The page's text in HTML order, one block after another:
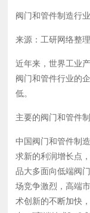
阀门和管件制造行
来源：工研网络整理
近年来，世界工业
阀门和管件行业的
低。
主要的阀门和管件
中国阀门和管件制
求新的利润增长点
品大多面向低端阀
场竞争激烈，高端
术创新的不断加快